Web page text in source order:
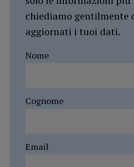
chiediamo gentilmente
aggiornati i tuoi dati.
Nome
Cognome
Email